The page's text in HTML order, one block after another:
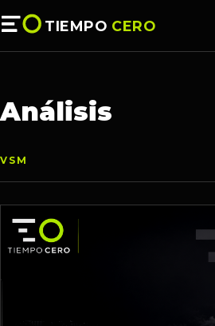
TIEMPO CERO
Análisis
VSM